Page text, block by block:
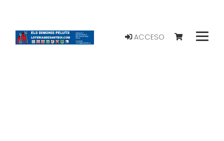
ACCESO